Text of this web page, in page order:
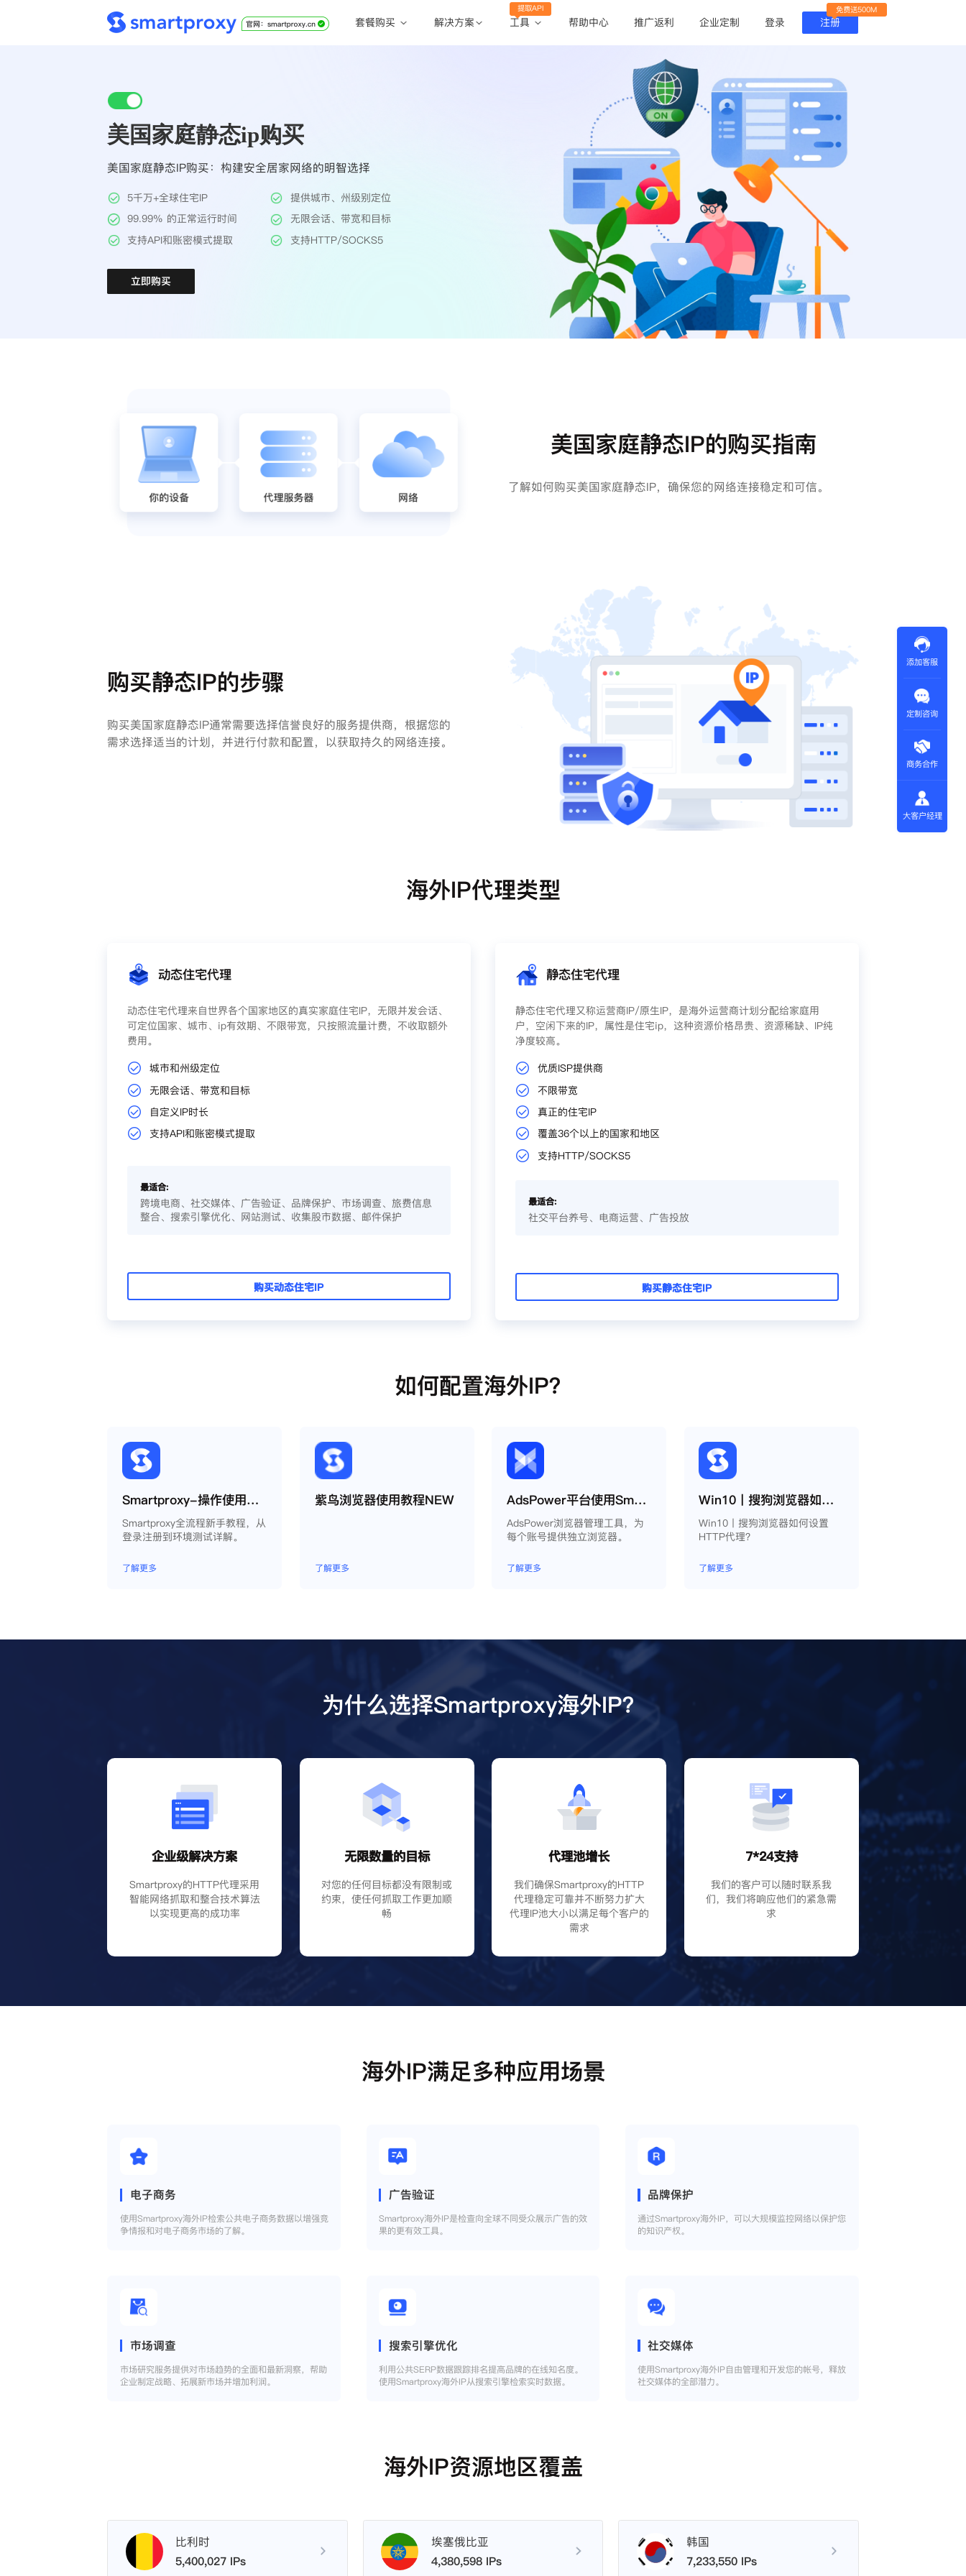
套餐购买 解决方案 工具
提取API
帮助中心 推广返利 企业定制 登录 注册
免费送500M
美国家庭静态ip购买
美国家庭静态IP购买：构建安全居家网络的明智选择
5千万+全球住宅IP
提供城市、州级别定位
99.99% 的正常运行时间
无限会话、带宽和目标
支持API和账密模式提取
支持HTTP/SOCKS5
立即购买
美国家庭静态IP的购买指南
了解如何购买美国家庭静态IP，确保您的网络连接稳定和可信。
购买静态IP的步骤
购买美国家庭静态IP通常需要选择信誉良好的服务提供商，根据您的
需求选择适当的计划，并进行付款和配置，以获取持久的网络连接。
海外IP代理类型
动态住宅代理
动态住宅代理来自世界各个国家地区的真实家庭住宅IP，无限并发会话、
可定位国家、城市、ip有效期、不限带宽，只按照流量计费，不收取额外
费用。
城市和州级定位
无限会话、带宽和目标
自定义IP时长
支持API和账密模式提取
最适合:
跨境电商、社交媒体、广告验证、品牌保护、市场调查、旅费信息
整合、搜索引擎优化、网站测试、收集股市数据、邮件保护
购买动态住宅IP
静态住宅代理
静态住宅代理又称运营商IP/原生IP，是海外运营商计划分配给家庭用
户，空闲下来的IP，属性是住宅ip，这种资源价格昂贵、资源稀缺、IP纯
净度较高。
优质ISP提供商
不限带宽
真正的住宅IP
覆盖36个以上的国家和地区
支持HTTP/SOCKS5
最适合:
社交平台养号、电商运营、广告投放
购买静态住宅IP
如何配置海外IP？
Smartproxy-操作使用说明
Smartproxy全流程新手教程，从
登录注册到环境测试详解。
了解更多
紫鸟浏览器使用教程NEW
了解更多
AdsPower平台使用Smartproxy教程
AdsPower浏览器管理工具，为
每个账号提供独立浏览器。
了解更多
Win10丨搜狗浏览器如何设置HTTP代理？
Win10丨搜狗浏览器如何设置
HTTP代理？
了解更多
为什么选择Smartproxy海外IP？
企业级解决方案
Smartproxy的HTTP代理采用
智能网络抓取和整合技术算法
以实现更高的成功率
无限数量的目标
对您的任何目标都没有限制或
约束，使任何抓取工作更加顺
畅
代理池增长
我们确保Smartproxy的HTTP
代理稳定可靠并不断努力扩大
代理IP池大小以满足每个客户的
需求
7*24支持
我们的客户可以随时联系我
们，我们将响应他们的紧急需
求
海外IP满足多种应用场景
电子商务
使用Smartproxy海外IP检索公共电子商务数据以增强竞
争情报和对电子商务市场的了解。
广告验证
Smartproxy海外IP是检查向全球不同受众展示广告的效
果的更有效工具。
品牌保护
通过Smartproxy海外IP，可以大规模监控网络以保护您
的知识产权。
市场调查
市场研究服务提供对市场趋势的全面和最新洞察，帮助
企业制定战略、拓展新市场并增加利润。
搜索引擎优化
利用公共SERP数据跟踪排名提高品牌的在线知名度。
使用Smartproxy海外IP从搜索引擎检索实时数据。
社交媒体
使用Smartproxy海外IP自由管理和开发您的帐号，释放
社交媒体的全部潜力。
海外IP资源地区覆盖
比利时
5,400,027 IPs
埃塞俄比亚
4,380,598 IPs
韩国
7,233,550 IPs
添加客服
定制咨询
商务合作
大客户经理